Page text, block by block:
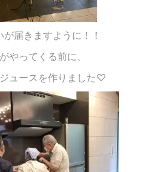
が届きますように！！
やってくる前に、
ュースを作りました♡